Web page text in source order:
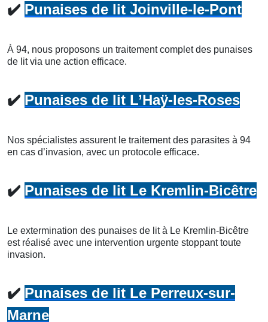
✔️ Punaises de lit Joinville-le-Pont
À 94, nous proposons un traitement complet des punaises
de lit via une action efficace.
✔️ Punaises de lit L’Haÿ-les-Roses
Nos spécialistes assurent le traitement des parasites à 94
en cas d’invasion, avec un protocole efficace.
✔️ Punaises de lit Le Kremlin-Bicêtre
Le extermination des punaises de lit à Le Kremlin-Bicêtre
est réalisé avec une intervention urgente stoppant toute
invasion.
✔️ Punaises de lit Le Perreux-sur-
Marne